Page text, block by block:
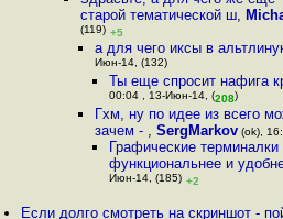
старой тематической ш,
(119) +5
а для чего иксы в
Июн-14, (132)
Ты еще спросит нафига
00:04 , 13-Июн-14, (208)
Гхм, ну по идее из всего
зачем - , SergMarkov(ok),
Графические
функциональнее и
Июн-14, (185) +2
Если долго смотреть на скриншот -